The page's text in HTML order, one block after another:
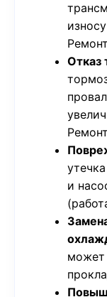
Отказ
и
может